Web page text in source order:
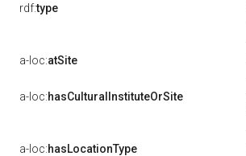
rdf:type
a-loc:atSite
a-loc:hasCulturalInstituteOrSite
a-loc:hasLocationType